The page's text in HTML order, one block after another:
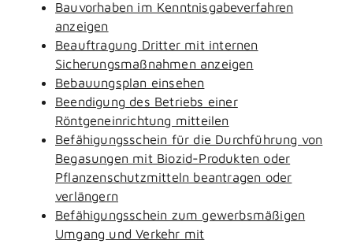
Bauvorhaben im Kenntnisgabeverfahren
anzeigen
Beauftragung Dritter mit internen
Sicherungsmaßnahmen anzeigen
Bebauungsplan einsehen
Beendigung des Betriebs einer
Röntgeneinrichtung mitteilen
Befähigungsschein für die Durchführung von
Begasungen mit Biozid-Produkten oder
Pflanzenschutzmitteln beantragen oder
verlängern
Befähigungsschein zum gewerbsmäßigen
Umgang und Verkehr mit